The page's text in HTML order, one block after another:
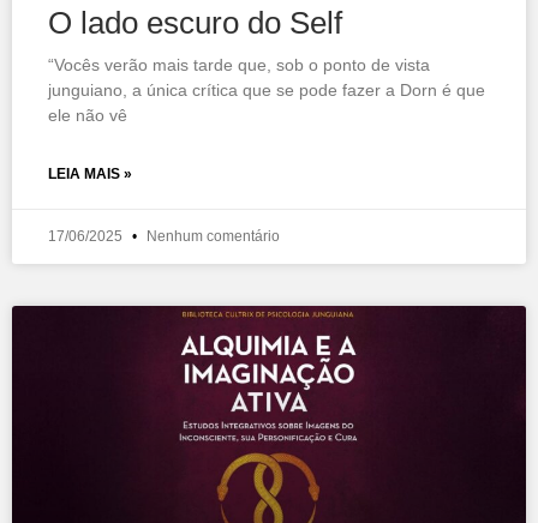
O lado escuro do Self
“Vocês verão mais tarde que, sob o ponto de vista
junguiano, a única crítica que se pode fazer a Dorn é que
ele não vê
LEIA MAIS »
17/06/2025 Nenhum comentário